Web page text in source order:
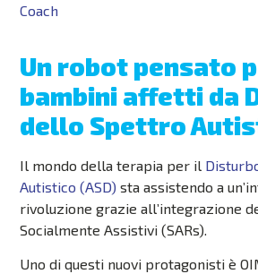
Coach
Un robot pensato
bambini affetti da
dello Spettro
Il mondo della terapia per il
Autistico (ASD) sta assistendo a
rivoluzione grazie all’integrazione
Socialmente Assistivi (SARs).
Uno di questi nuovi protagonisti è